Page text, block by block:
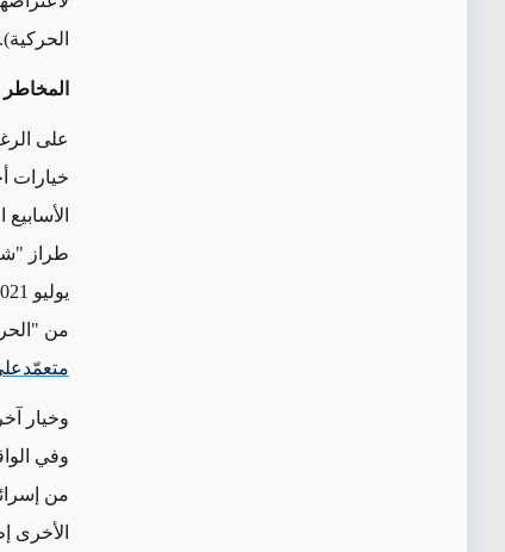
الحركية). وفي 3 نيسان/أبريل، ألقت إسرائيل
المخاطر
على الرغم
خيارات
الأسابيع
طراز "شاهد-136"
يوليو 2021
من
وفي
من
الأخرى